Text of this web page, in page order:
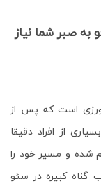
به صبر شما نیاز
است که پس از
از افراد دقیقا
شده و مسیر خود را
گناه کبیره در سئو